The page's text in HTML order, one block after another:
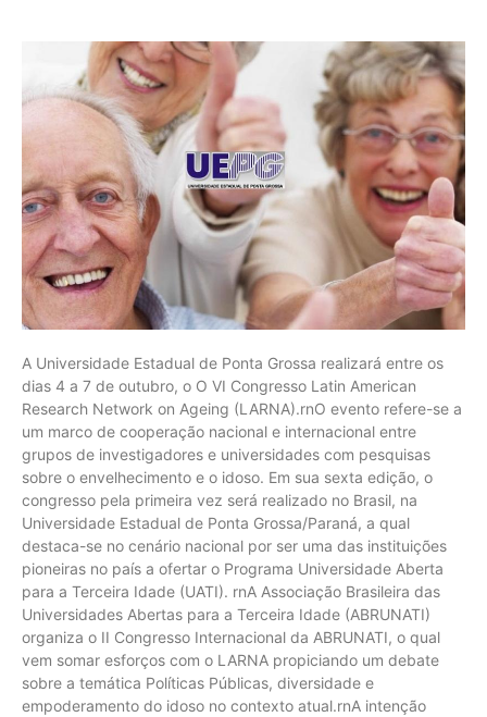
A Universidade Estadual de Ponta Grossa realizará entre os
dias 4 a 7 de outubro, o O VI Congresso Latin American
Research Network on Ageing (LARNA).rnO evento refere-se a
um marco de cooperação nacional e internacional entre
grupos de investigadores e universidades com pesquisas
sobre o envelhecimento e o idoso. Em sua sexta edição, o
congresso pela primeira vez será realizado no Brasil, na
Universidade Estadual de Ponta Grossa/Paraná, a qual
destaca-se no cenário nacional por ser uma das instituições
pioneiras no país a ofertar o Programa Universidade Aberta
para a Terceira Idade (UATI). rnA Associação Brasileira das
Universidades Abertas para a Terceira Idade (ABRUNATI)
organiza o II Congresso Internacional da ABRUNATI, o qual
vem somar esforços com o LARNA propiciando um debate
sobre a temática Políticas Públicas, diversidade e
empoderamento do idoso no contexto atual.rnA intenção